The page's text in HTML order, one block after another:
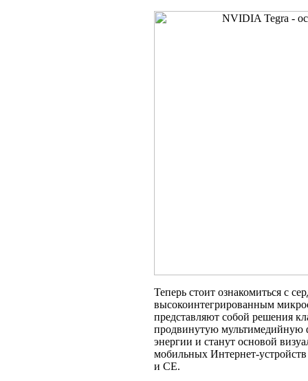
Теперь стоит ознакомиться с
высокоинтегрированным
представляют собой решения
продвинутую мультимедийную
энергии и станут основой
мобильных Интернет-
и CE.